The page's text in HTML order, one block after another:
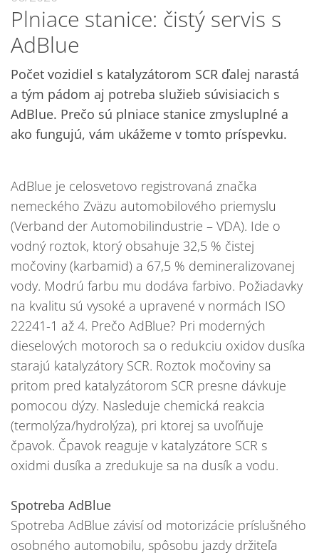
Plniace stanice: čistý servis s
AdBlue
Počet vozidiel s katalyzátorom SCR ďalej narastá
a tým pádom aj potreba služieb súvisiacich s
AdBlue. Prečo sú plniace stanice zmysluplné a
ako fungujú, vám ukážeme v tomto príspevku.
AdBlue je celosvetovo registrovaná značka
nemeckého Zväzu automobilového priemyslu
(Verband der Automobilindustrie – VDA). Ide o
vodný roztok, ktorý obsahuje 32,5 % čistej
močoviny (karbamid) a 67,5 % demineralizovanej
vody. Modrú farbu mu dodáva farbivo. Požiadavky
na kvalitu sú vysoké a upravené v normách ISO
22241-1 až 4. Prečo AdBlue? Pri moderných
dieselových motoroch sa o redukciu oxidov dusíka
starajú katalyzátory SCR. Roztok močoviny sa
pritom pred katalyzátorom SCR presne dávkuje
pomocou dýzy. Nasleduje chemická reakcia
(termolýza/hydrolýza), pri ktorej sa uvoľňuje
čpavok. Čpavok reaguje v katalyzátore SCR s
oxidmi dusíka a zredukuje sa na dusík a vodu.
Spotreba AdBlue
Spotreba AdBlue závisí od motorizácie príslušného
osobného automobilu, spôsobu jazdy držiteľa